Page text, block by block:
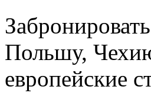
Польшу,
европейские